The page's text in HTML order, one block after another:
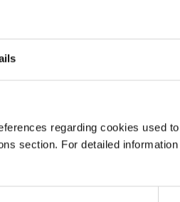
regarding cookies used
section. For detailed